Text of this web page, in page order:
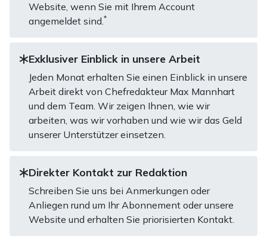
Website, wenn Sie mit Ihrem Account
angemeldet sind.*
Exklusiver Einblick in unsere Arbeit
Jeden Monat erhalten Sie einen Einblick in unsere
Arbeit direkt von Chefredakteur Max Mannhart
und dem Team. Wir zeigen Ihnen, wie wir
arbeiten, was wir vorhaben und wie wir das Geld
unserer Unterstützer einsetzen.
Direkter Kontakt zur Redaktion
Schreiben Sie uns bei Anmerkungen oder
Anliegen rund um Ihr Abonnement oder unsere
Website und erhalten Sie priorisierten Kontakt.